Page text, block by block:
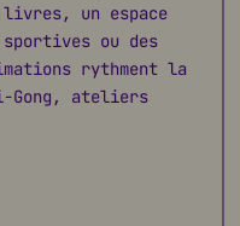
un espace
ou des
rythment la
Gong, ateliers